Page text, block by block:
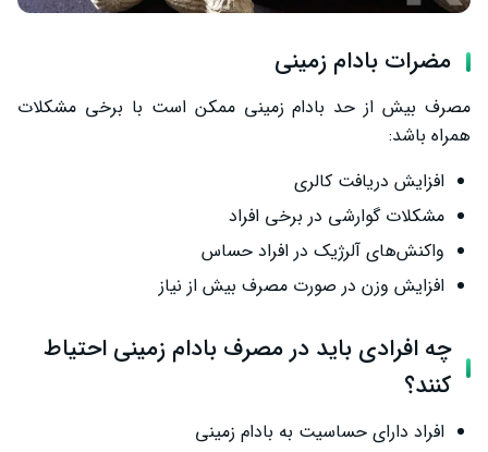
مضرات بادام زمینی
مصرف بیش از حد بادام زمینی ممکن است با برخی مشکلات
همراه باشد:
افزایش دریافت کالری
مشکلات گوارشی در برخی افراد
واکنش‌های آلرژیک در افراد حساس
افزایش وزن در صورت مصرف بیش از نیاز
چه افرادی باید در مصرف بادام زمینی احتیاط
کنند؟
افراد دارای حساسیت به بادام زمینی